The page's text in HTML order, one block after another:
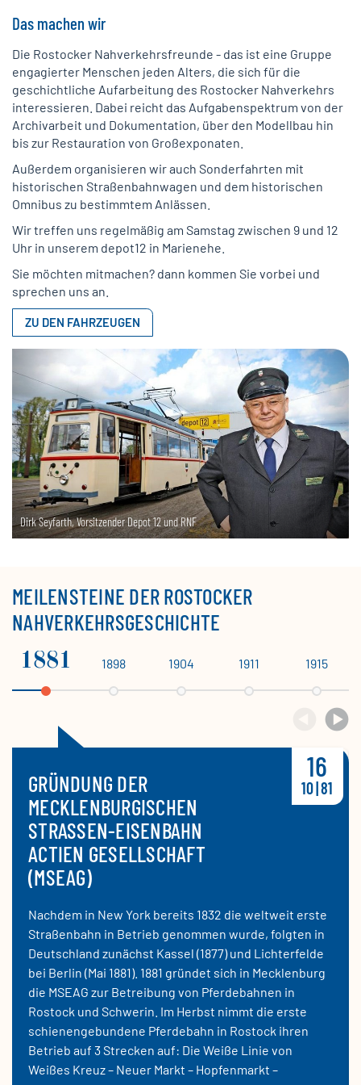
Das machen wir
Die Rostocker Nahverkehrsfreunde - das ist eine Gruppe
engagierter Menschen jeden Alters, die sich für die
geschichtliche Aufarbeitung des Rostocker Nahverkehrs
interessieren. Dabei reicht das Aufgabenspektrum von der
Archivarbeit und Dokumentation, über den Modellbau hin
bis zur Restauration von Großexponaten.
Außerdem organisieren wir auch Sonderfahrten mit
historischen Straßenbahnwagen und dem historischen
Omnibus zu bestimmtem Anlässen.
Wir treffen uns regelmäßig am Samstag zwischen 9 und 12
Uhr in unserem depot12 in Marienehe.
Sie möchten mitmachen? dann kommen Sie vorbei und
sprechen uns an.
ZU DEN FAHRZEUGEN
Dirk Seyfarth, Vorsitzender Depot 12 und RNF
MEILENSTEINE DER ROSTOCKER
NAHVERKEHRSGESCHICHTE
1881 1898 1904 1911 1915
16
10 | 81
GRÜNDUNG DER
MECKLENBURGISCHEN
STRASSEN-EISENBAHN A
CTIEN GESELLSCHAFT (
MSEAG)
Nachdem in New York bereits 1832 die weltweit erste
Straßenbahn in Betrieb genommen wurde, folgten in
Deutschland zunächst Kassel (1877) und Lichterfelde
bei Berlin (Mai 1881). 1881 gründet sich in Mecklenburg
die MSEAG zur Betreibung von Pferdebahnen in
Rostock und Schwerin. Im Herbst nimmt die erste
schienengebundene Pferdebahn in Rostock ihren
Betrieb auf 3 Strecken auf: Die Weiße Linie von
Weißes Kreuz – Neuer Markt – Hopfenmarkt –